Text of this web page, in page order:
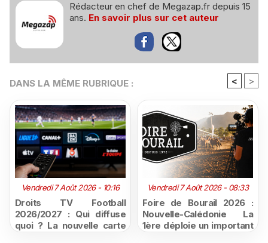
Rédacteur en chef de Megazap.fr depuis 15
ans. En savoir plus sur cet auteur
DANS LA MÊME RUBRIQUE : < >
Vendredi 7 Août 2026 - 10:16
Droits TV Football
2026/2027 : Qui diffuse
quoi ? La nouvelle carte
Vendredi 7 Août 2026 - 08:33
Foire de Bourail 2026 :
Nouvelle-Calédonie La
1ère déploie un important